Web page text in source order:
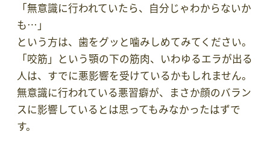
「無意識に行われていたら、自分じゃわからないか
も…」
という方は、歯をグッと噛みしめてみてください。
「咬筋」という顎の下の筋肉、いわゆるエラが出る
人は、すでに悪影響を受けているかもしれません。
無意識に行われている悪習癖が、まさか顔のバラン
スに影響しているとは思ってもみなかったはずで
す。